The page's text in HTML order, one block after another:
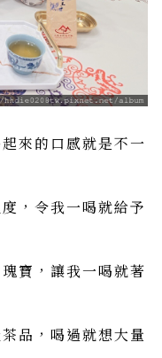
來的口感就是不一
，令我一喝就給予
寶，讓我一喝就著
品，喝過就想大量